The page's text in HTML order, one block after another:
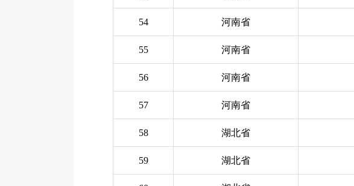
54 河南省
55 河南省
56 河南省
57 河南省
58 湖北省
59 湖北省